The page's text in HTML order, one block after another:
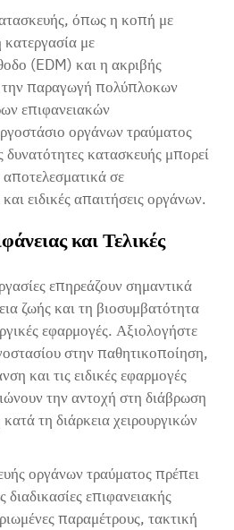
όπως η κοπή με
κατεργασία με
(EDM) και η ακριβής
την παραγωγή πολύπλοκων
επιφανειακών
οργάνων τραύματος
δυνατότητες κατασκευής μπορεί
σε
ειδικές απαιτήσεις οργάνων.
και Τελικές
επηρεάζουν σημαντικά
ζωής και τη βιοσυμβατότητα
εφαρμογές. Αξιολογήστε
στην παθητικοποίηση,
και τις ειδικές εφαρμογές
την αντοχή στη διάβρωση
τη διάρκεια χειρουργικών
οργάνων τραύματος πρέπει
διαδικασίες επιφανειακής
παραμέτρους, τακτική